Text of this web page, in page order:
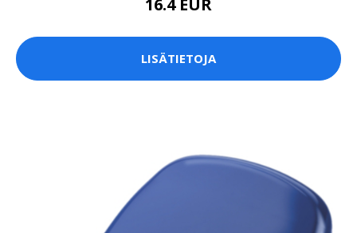
LISÄTIETOJA